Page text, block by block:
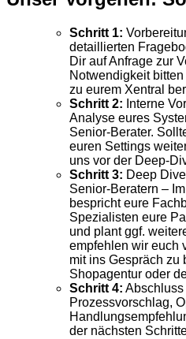
Schritt 1:
detaillierten
Dir auf Anfrage zur
Notwendigkeit
zu eurem Xentral
Schritt 2: Interne
Analyse eures
Senior-Berater.
euren Settings
uns vor der Deep-
Schritt 3: Deep
Senior-Beratern –
bespricht eure
Spezialisten eure
und plant ggf.
empfehlen wir euch
mit ins Gespräch zu
Shopagentur oder
Schritt 4: Abschluss
Prozessvorschlag,
der nächsten